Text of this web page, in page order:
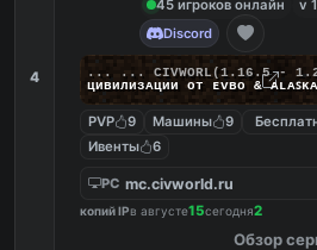
4
45 игроков онлайн
v
Discord
... ... CIVWORL (1.16.5 -
циʙилизᴀции от ᴇᴠʙᴏ &
PVP 9 Машины 9
Ивенты
6
PC mc.civworld.ru
копий IPв августе15сегодня2
Обзор